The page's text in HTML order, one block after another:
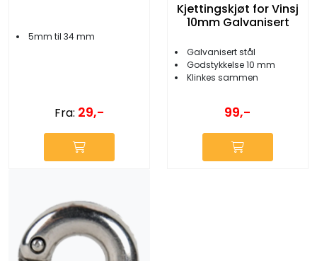
5mm til 34 mm
Fra: 29,-
Kjettingskjøt for Vinsj
10mm Galvanisert
Galvanisert stål
Godstykkelse 10 mm
Klinkes sammen
99,-